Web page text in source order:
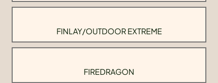
FINLAY/OUTDOOR EXTREME
FIREDRAGON